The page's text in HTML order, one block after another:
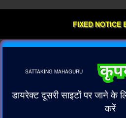
FIXED NOTICE
SATTAKING MAHAGURU
डायरेक्ट दूसरी साइटों पर जाने के
करें